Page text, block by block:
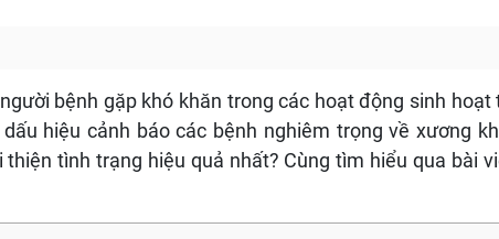
bệnh gặp khó khăn trong các hoạt động sinh hoạt
hiệu cảnh báo các bệnh nghiêm trọng về xương
tình trạng hiệu quả nhất? Cùng tìm hiểu qua bài